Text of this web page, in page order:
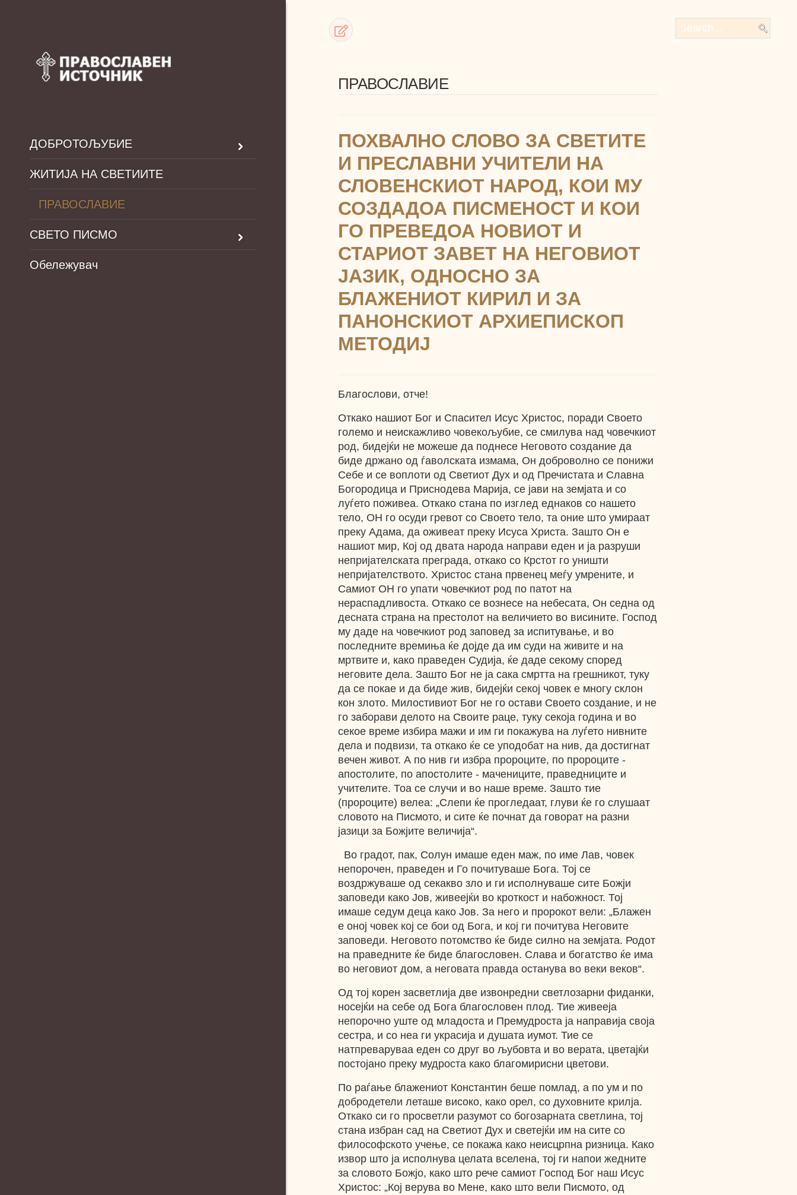
ДОБРОТОЉУБИЕ
ЖИТИЈА НА СВЕТИИТЕ
ПРАВОСЛАВИЕ
СВЕТО ПИСМО
Обележувач
ПРАВОСЛАВИЕ
ПОХВАЛНО СЛОВО ЗА СВЕТИТЕ
И ПРЕСЛАВНИ УЧИТЕЛИ НА
СЛОВЕНСКИОТ НАРОД, КОИ МУ
СОЗДАДОА ПИСМЕНОСТ И КОИ
ГО ПРЕВЕДОА НОВИОТ И
СТАРИОТ ЗАВЕТ НА НЕГОВИОТ
ЈАЗИК, ОДНОСНО ЗА
БЛАЖЕНИОТ КИРИЛ И ЗА
ПАНОНСКИОТ АРХИЕПИСКОП
МЕТОДИЈ
Благослови, отче!
Откако нашиот Бог и Спасител Исус Христос, поради Своето
големо и неискажливо човекољубие, се смилува над човечкиот
род, бидејќи не можеше да поднесе Неговото создание да
биде држано од ѓаволската измама, Он доброволно се понижи
Себе и се воплоти од Светиот Дух и од Пречистата и Славна
Богородица и Приснодева Марија, се јави на земјата и со
луѓето поживеа. Откако стана по изглед еднаков со нашето
тело, ОН го осуди гревот со Своето тело, та оние што умираат
преку Адама, да оживеат преку Исуса Христа. Зашто Он е
нашиот мир, Кој од двата народа направи еден и ја разруши
непријателската преграда, откако со Крстот го уништи
непријателството. Христос стана првенец меѓу умрените, и
Самиот ОН го упати човечкиот род по патот на
нераспадливоста. Откако се вознесе на небесата, Он седна од
десната страна на престолот на величието во висините. Господ
му даде на човечкиот род заповед за испитување, и во
последните времиња ќе дојде да им суди на живите и на
мртвите и, како праведен Судија, ќе даде секому според
неговите дела. Зашто Бог не ја сака смртта на грешникот, туку
да се покае и да биде жив, бидејќи секој човек е многу склон
кон злото. Милостивиот Бог не го остави Своето создание, и не
го заборави делото на Своите раце, туку секоја година и во
секое време избира мажи и им ги покажува на луѓето нивните
дела и подвизи, та откако ќе се уподобат на нив, да достигнат
вечен живот. А по нив ги избра пророците, по пророците -
апостолите, по апостолите - мачениците, праведниците и
учителите. Тоа се случи и во наше време. Зашто тие
(пророците) велеа: „Слепи ќе прогледаат, глуви ќе го слушаат
словото на Писмото, и сите ќе почнат да говорат на разни
јазици за Божјите величија“.
Во градот, пак, Солун имаше еден маж, по име Лав, човек
непорочен, праведен и Го почитуваше Бога. Тој се
воздржуваше од секакво зло и ги исполнуваше сите Божји
заповеди како Јов, живеејќи во кроткост и набожност. Тој
имаше седум деца како Јов. За него и пророкот вели: „Блажен
е оној човек кој се бои од Бога, и кој ги почитува Неговите
заповеди. Неговото потомство ќе биде силно на земјата. Родот
на праведните ќе биде благословен. Слава и богатство ќе има
во неговиот дом, а неговата правда останува во веки веков“.
Од тој корен засветлија две извонредни светлозарни фиданки,
носејќи на себе од Бога благословен плод. Тие живееја
непорочно уште од младоста и Премудроста ја направија своја
сестра, и со неа ги украсија и душата иумот. Тие се
натпреваруваа еден со друг во љубовта и во верата, цветајќи
постојано преку мудроста како благомирисни цветови.
По раѓање блажениот Константин беше помлад, а по ум и по
добродетели леташе високо, како орел, со духовните крилја.
Откако си го просветли разумот со богозарната светлина, тој
стана избран сад на Светиот Дух и светејќи им на сите со
философското учење, се покажа како неисцрпна ризница. Како
извор што ја исполнува целата вселена, тој ги напои жедните
за словото Божјо, како што рече самиот Господ Бог наш Исус
Христос: „Кој верува во Мене, како што вели Писмото, од